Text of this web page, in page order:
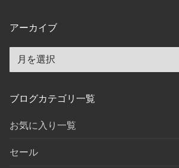
アーカイブ
ー
イ
ブログカテゴリ一覧
お気に入り一覧
セール